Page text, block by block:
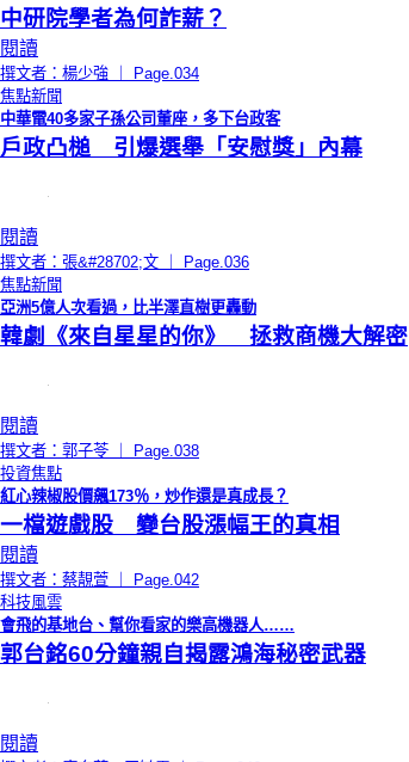
中研院學者為何詐薪？
閱讀
撰文者：楊少強 ｜ Page.034
焦點新聞
中華電40多家子孫公司董座，多下台政客
戶政凸槌 引爆選舉「安慰獎」內幕
閱讀
撰文者：張&#28702;文 ｜ Page.036
焦點新聞
亞洲5億人次看過，比半澤直樹更轟動
韓劇《來自星星的你》 拯救商機大解密
閱讀
撰文者：郭子苓 ｜ Page.038
投資焦點
紅心辣椒股價飆173％，炒作還是真成長？
一檔遊戲股 變台股漲幅王的真相
閱讀
撰文者：蔡靚萱 ｜ Page.042
科技風雲
會飛的基地台、幫你看家的樂高機器人……
郭台銘60分鐘親自揭露鴻海秘密武器
閱讀